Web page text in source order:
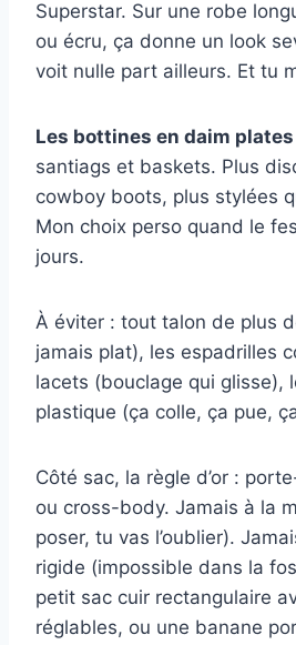
Superstar. Sur une robe
ou écru, ça donne un look
voit nulle part ailleurs. Et tu
Les bottines en daim plates
santiags et baskets. Plus
cowboy boots, plus stylées
Mon choix perso quand le
jours.
À éviter : tout talon de plus
jamais plat), les espadrilles
lacets (bouclage qui glisse),
plastique (ça colle, ça pue,
Côté sac, la règle d’or :
ou cross-body. Jamais à la
poser, tu vas l’oublier).
rigide (impossible dans la
petit sac cuir rectangulaire
réglables, ou une banane